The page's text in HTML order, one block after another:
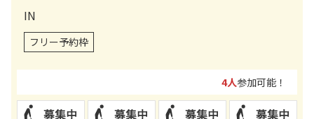
IN
フリー予約枠
4人参加可能！